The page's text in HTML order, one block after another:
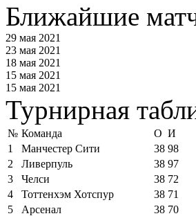
Ближайшие
29 мая 2021
23 мая 2021
18 мая 2021
15 мая 2021
15 мая 2021
Турнирная
№ Команда О И
1
Манчестер Сити 38 98
2
Ливерпуль 38 97
3
Челси 38 72
4
Тоттенхэм Хотспур 38 71
5
Арсенал 38 70